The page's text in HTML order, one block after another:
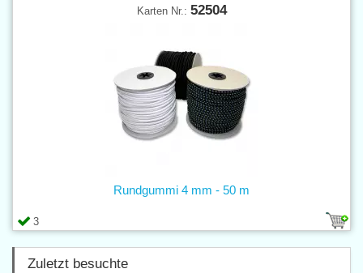
Karten Nr.: 52504
3
Rundgummi 4 mm - 50 m
Zuletzt besuchte